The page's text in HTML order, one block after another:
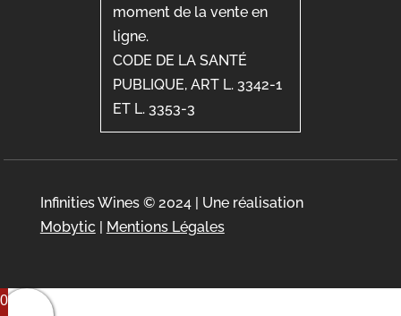
moment de la vente en
ligne.
CODE DE LA SANTÉ
PUBLIQUE, ART L. 3342-1
ET L. 3353-3
Infinities Wines © 2024 | Une réalisation
Mobytic
Mentions Légales
0